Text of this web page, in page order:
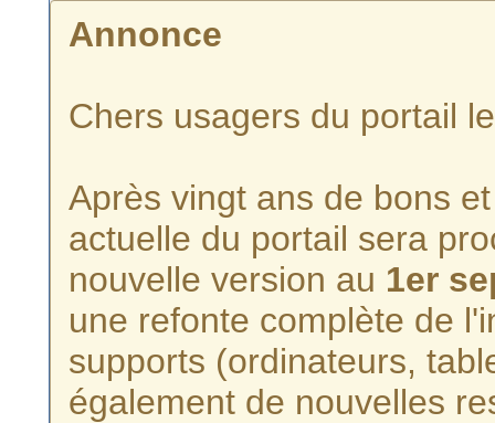
Annonce
Chers usagers du portail
Après vingt ans de bons
actuelle du portail sera
nouvelle version au 1er
une refonte complète de
supports (ordinateurs,
également de nouvelles